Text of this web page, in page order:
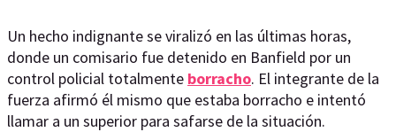
Un hecho indignante se viralizó en las últimas horas,
donde un comisario fue detenido en Banfield por un
control policial totalmente borracho. El integrante de la
fuerza afirmó él mismo que estaba borracho e intentó
llamar a un superior para safarse de la situación.